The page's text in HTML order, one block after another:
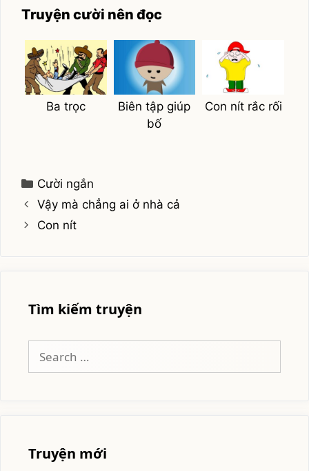
Truyện cười nên đọc
Ba trọc
Biên tập giúp
bố
Con nít rắc rối
Categories
Cười ngắn
Vậy mà chẳng ai ở nhà cả
Con nít
Tìm kiếm truyện
for:
Truyện mới